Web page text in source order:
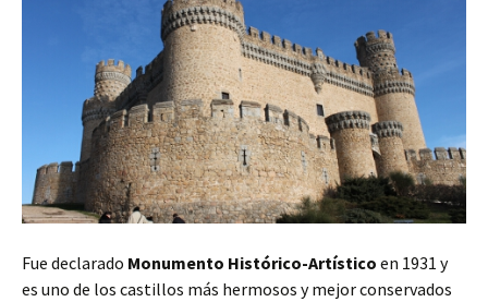
Fue declarado Monumento Histórico-Artístico en 1931 y
es uno de los castillos más hermosos y mejor conservados